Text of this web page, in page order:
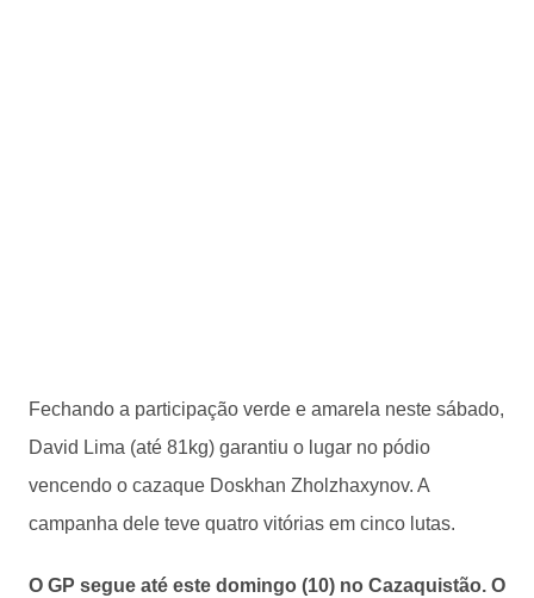
Fechando a participação verde e amarela neste sábado,
David Lima (até 81kg) garantiu o lugar no pódio
vencendo o cazaque Doskhan Zholzhaxynov. A
campanha dele teve quatro vitórias em cinco lutas.
O GP segue até este domingo (10) no Cazaquistão. O